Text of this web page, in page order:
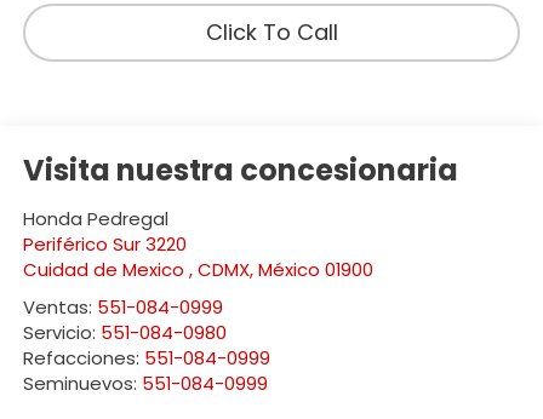
Click To Call
Visita nuestra concesionaria
Honda Pedregal
Periférico Sur 3220
Cuidad de Mexico ,CDMX, México 01900
Ventas: 551-084-0999
Servicio: 551-084-0980
Refacciones: 551-084-0999
Seminuevos: 551-084-0999